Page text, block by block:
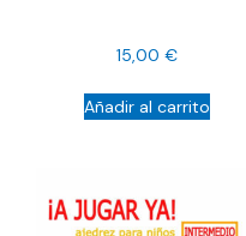
15,00 €
Añadir al carrito